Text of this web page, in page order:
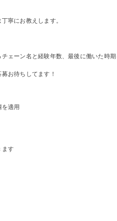
寧にお教えします。
チェーン名と経験年数、最後に働いた時
お待ちしてます！
適用
ます